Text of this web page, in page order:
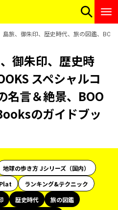
島旅、御朱印、歴史時代、旅の図鑑、
御朱印、歴史時
スペシャルコ
名言＆絶景、BOO
のガイドブッ
地球の歩き方 Jシリーズ（国内）
Plat
ランキング&テクニック
歴史時代
旅の図鑑